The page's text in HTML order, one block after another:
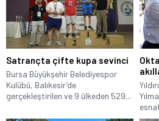
Satrançta çifte kupa sevinci
Bursa Büyükşehir Belediyespor
Kulübü, Balıkesir’de
gerçekleştirilen ve 9 ülkeden 529...